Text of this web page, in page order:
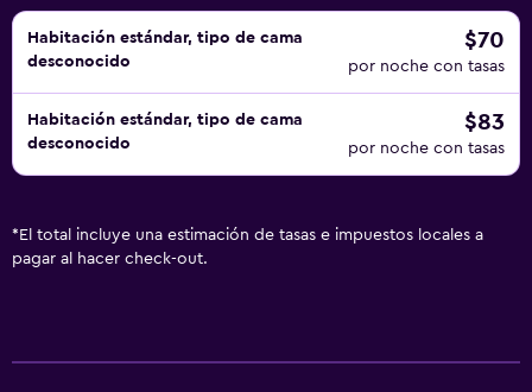
Habitación estándar, tipo de cama
desconocido
$70
por noche con tasas
Habitación estándar, tipo de cama
desconocido
$83
por noche con tasas
* El total incluye una estimación de tasas e impuestos locales a
pagar al hacer check-out.